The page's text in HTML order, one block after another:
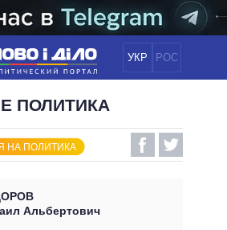
УКР РОС
НОВОСТИ
ПОЛИТИКА
ЭКОНОМИКА
МИР
ОБЕЩАНИЯ
ПОЛИТИКА
НА ПОЛИТИКА
Альбертович